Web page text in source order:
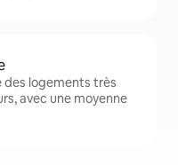
des logements très
avec une moyenne